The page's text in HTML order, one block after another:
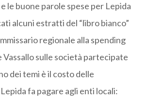
le buone parole spese per Lepida
alcuni estratti del “libro bianco”
regionale alla spending
Vassallo sulle società partecipate
dei temi è il costo delle
fa pagare agli enti locali: